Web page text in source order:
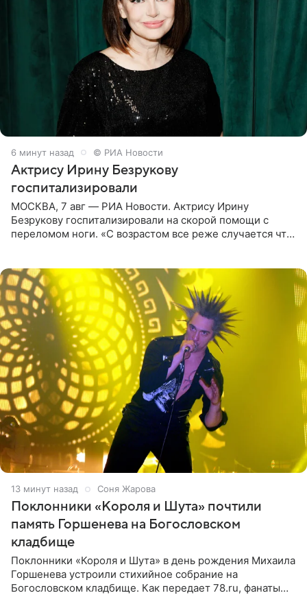
6 минут назад © РИА Новости
Актрису Ирину Безрукову
госпитализировали
МОСКВА, 7 авг — РИА Новости. Актрису Ирину
Безрукову госпитализировали на скорой помощи с
переломом ноги. «С возрастом все реже случается что-
13 минут назад Соня Жарова
Поклонники «Короля и Шута» почтили
память Горшенева на Богословском
кладбище
Поклонники «Короля и Шута» в день рождения Михаила
Горшенева устроили стихийное собрание на
Богословском кладбище. Как передает 78.ru, фанаты